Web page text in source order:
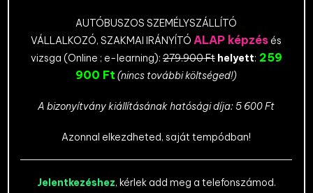
AUTÓBUSZOS SZEMÉLYSZÁLLÍTÓ
VÁLLALKOZÓ, SZAKMAI IRÁNYÍTÓALAP képzés és
vizsga (Online ; e-learning):279.900 Ft helyett: 259
900 Ft (nincs további költséged!)
A bizonyítvány kiállításának hatósági díja: 5 600 Ft
Azonnal elkezdheted, saját tempódban!
Jelentkezéshez, kérlek add meg a telefonszámod.